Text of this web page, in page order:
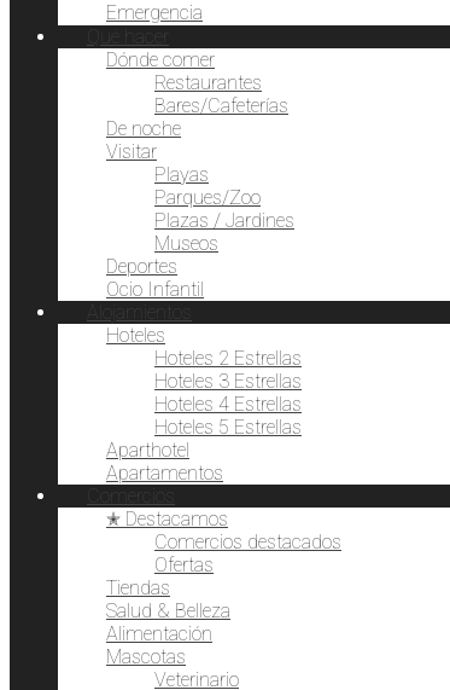
Emergencia
Qué hacer
Dónde comer
Restaurantes
Bares/Cafeterías
De noche
Visitar
Playas
Parques/Zoo
Plazas / Jardines
Museos
Deportes
Ocio Infantil
Alojamientos
Hoteles
Hoteles 2 Estrellas
Hoteles 3 Estrellas
Hoteles 4 Estrellas
Hoteles 5 Estrellas
Aparthotel
Apartamentos
Comercios
✭ Destacamos
Comercios destacados
Ofertas
Tiendas
Salud & Belleza
Alimentación
Mascotas
Veterinario